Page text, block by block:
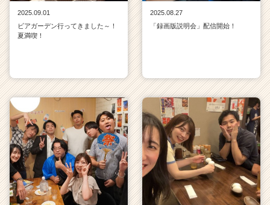
2025.09.01
ビアガーデン行ってきました～！
夏満喫！
2025.08.27
「録画版説明会」配信開始！